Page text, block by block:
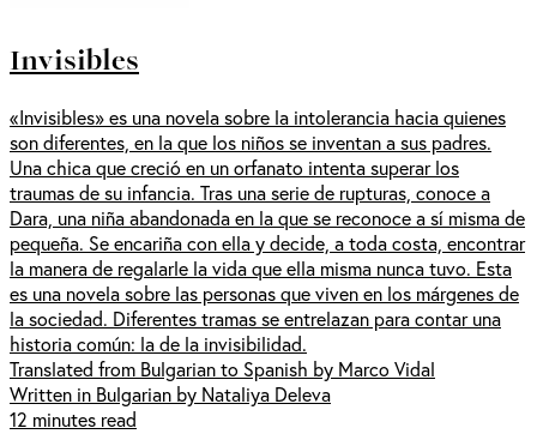
Invisibles
«Invisibles» es una novela sobre la intolerancia hacia quienes
son diferentes, en la que los niños se inventan a sus padres.
Una chica que creció en un orfanato intenta superar los
traumas de su infancia. Tras una serie de rupturas, conoce a
Dara, una niña abandonada en la que se reconoce a sí misma de
pequeña. Se encariña con ella y decide, a toda costa, encontrar
la manera de regalarle la vida que ella misma nunca tuvo. Esta
es una novela sobre las personas que viven en los márgenes de
la sociedad. Diferentes tramas se entrelazan para contar una
historia común: la de la invisibilidad.
Translated from Bulgarian to Spanish by Marco Vidal
Written in Bulgarian by Nataliya Deleva
12 minutes read